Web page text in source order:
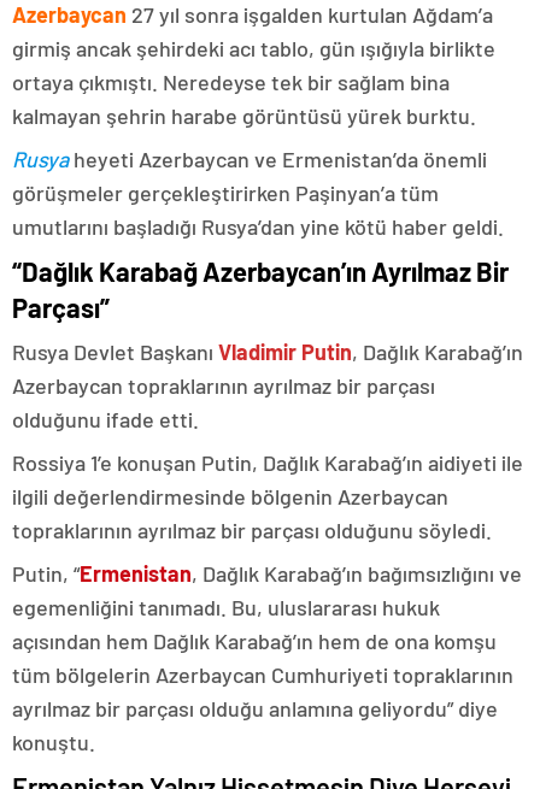
Azerbaycan 27 yıl sonra işgalden kurtulan Ağdam’a
girmiş ancak şehirdeki acı tablo, gün ışığıyla birlikte
ortaya çıkmıştı. Neredeyse tek bir sağlam bina
kalmayan şehrin harabe görüntüsü yürek burktu.
Rusyaheyeti Azerbaycan ve Ermenistan’da önemli
görüşmeler gerçekleştirirken Paşinyan’a tüm
umutlarını başladığı Rusya’dan yine kötü haber geldi.
“Dağlık Karabağ Azerbaycan’ın Ayrılmaz Bir
Parçası”
Rusya Devlet Başkanı Vladimir Putin, Dağlık Karabağ’ın
Azerbaycan topraklarının ayrılmaz bir parçası
olduğunu ifade etti.
Rossiya 1’e konuşan Putin, Dağlık Karabağ’ın aidiyeti ile
ilgili değerlendirmesinde bölgenin Azerbaycan
topraklarının ayrılmaz bir parçası olduğunu söyledi.
Putin, “Ermenistan, Dağlık Karabağ’ın bağımsızlığını ve
egemenliğini tanımadı. Bu, uluslararası hukuk
açısından hem Dağlık Karabağ’ın hem de ona komşu
tüm bölgelerin Azerbaycan Cumhuriyeti topraklarının
ayrılmaz bir parçası olduğu anlamına geliyordu” diye
konuştu.